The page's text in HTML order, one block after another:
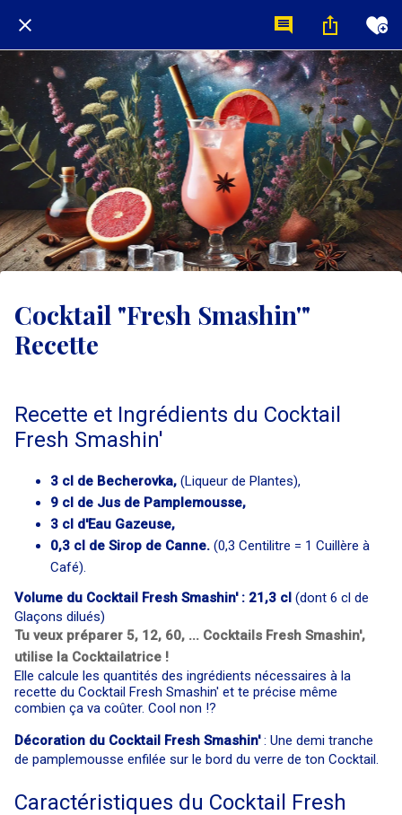
Cocktail "Fresh Smashin'"
Recette
Recette et Ingrédients du Cocktail
Fresh Smashin'
3 cl de Becherovka, (Liqueur de Plantes),
9 cl de Jus de Pamplemousse,
3 cl d'Eau Gazeuse,
0,3 cl de Sirop de Canne. (0,3 Centilitre = 1 Cuillère à
Café).
Volume du Cocktail Fresh Smashin' : 21,3 cl (dont 6 cl de
Glaçons dilués)
Tu veux préparer 5, 12, 60, ... Cocktails Fresh Smashin',
utilise la Cocktailatrice !
Elle calcule les quantités des ingrédients nécessaires à la
recette du Cocktail Fresh Smashin' et te précise même
combien ça va coûter. Cool non !?
Décoration du Cocktail Fresh Smashin': Une demi tranche
de pamplemousse enfilée sur le bord du verre de ton Cocktail.
Caractéristiques du Cocktail Fresh